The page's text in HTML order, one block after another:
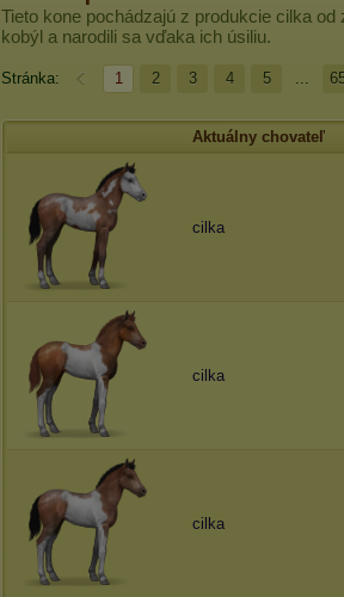
Tieto kone pochádzajú z produkcie cilka od
kobýl a narodili sa vďaka ich úsiliu.
Stránka: 1 2 3 4 5 ...
Aktuálny chovateľ
cilka
cilka
cilka